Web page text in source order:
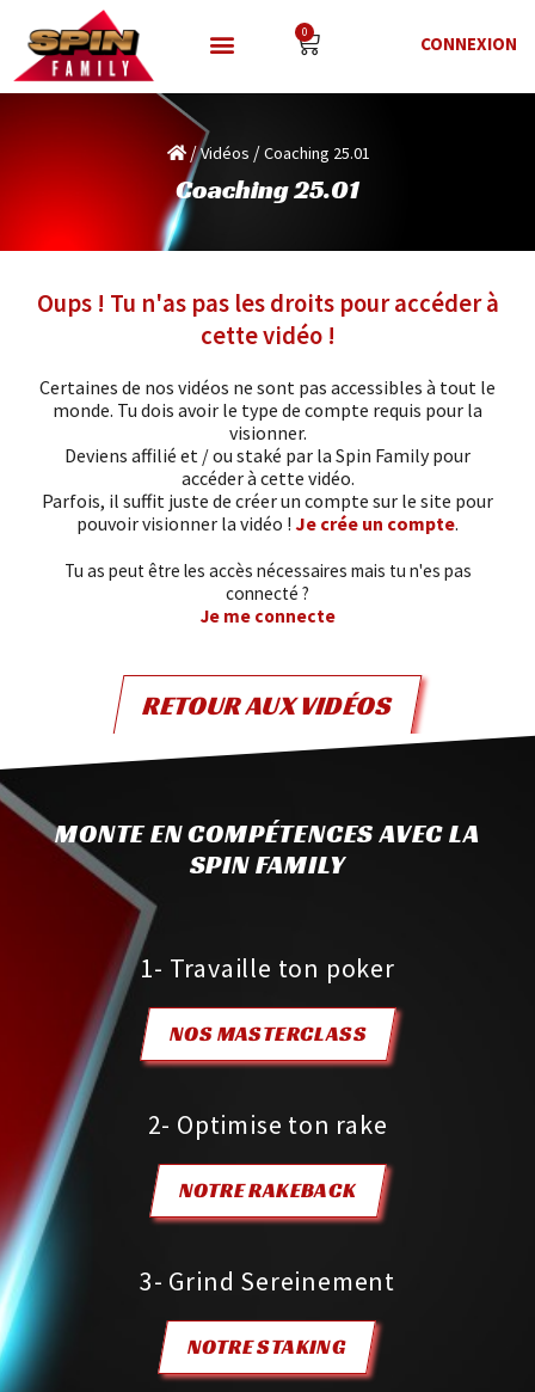
CONNEXION
0
/Vidéos /Coaching 25.01
Coaching 25.01
Oups ! Tu n'as pas les droits pour accéder à
cette vidéo !
Certaines de nos vidéos ne sont pas accessibles à tout le
monde. Tu dois avoir le type de compte requis pour la
visionner.
Deviens affilié et / ou staké par la Spin Family pour
accéder à cette vidéo.
Parfois, il suffit juste de créer un compte sur le site pour
pouvoir visionner la vidéo ! Je crée un compte.
Tu as peut être les accès nécessaires mais tu n'es pas
connecté ?
Je me connecte
RETOUR AUX VIDÉOS
MONTE EN COMPÉTENCES AVEC LA
SPIN FAMILY
1- Travaille ton poker
NOS MASTERCLASS
2- Optimise ton rake
NOTRE RAKEBACK
3- Grind Sereinement
NOTRE STAKING